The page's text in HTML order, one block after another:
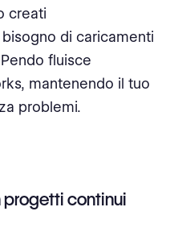
creati
di caricamenti
fluisce
mantenendo il tuo
problemi.
progetti continui